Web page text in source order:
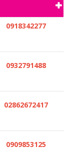
0918342277
0932791488
02862672417
0909853125